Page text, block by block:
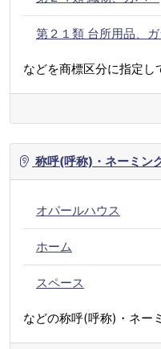
第２１類 台所用品、
などを商標区分に指定し
称呼(呼称)・ネーミン
オパールハウス
ホーム
スペース
などの称呼(呼称)・ネー